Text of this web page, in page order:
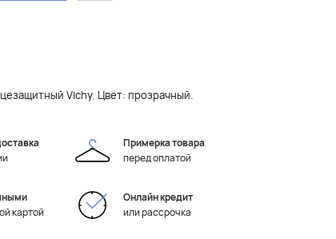
Vichy. Цвет: прозрачный.
Примерка товара
перед оплатой
картой
Онлайн кредит
или рассрочка